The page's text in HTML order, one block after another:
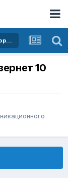
Покупка и продажа телекоммуникационного оборудования
10